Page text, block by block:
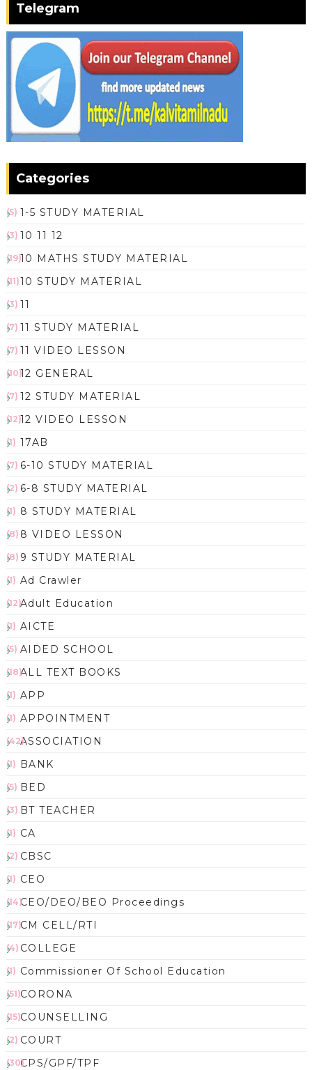
Telegram
Categories
1-5 STUDY MATERIAL
(5)
10 11 12
(3)
10 MATHS STUDY MATERIAL
(19)
10 STUDY MATERIAL
(11)
11
(3)
11 STUDY MATERIAL
(7)
11 VIDEO LESSON
(7)
12 GENERAL
(10)
12 STUDY MATERIAL
(7)
12 VIDEO LESSON
(12)
17AB
(1)
6-10 STUDY MATERIAL
(7)
6-8 STUDY MATERIAL
(2)
8 STUDY MATERIAL
(1)
8 VIDEO LESSON
(8)
9 STUDY MATERIAL
(8)
Ad Crawler
(1)
Adult Education
(12)
AICTE
(1)
AIDED SCHOOL
(5)
ALL TEXT BOOKS
(18)
APP
(1)
APPOINTMENT
(1)
ASSOCIATION
(42)
BANK
(1)
BED
(5)
BT TEACHER
(3)
CA
(1)
CBSC
(2)
CEO
(1)
CEO/DEO/BEO Proceedings
(14)
CM CELL/RTI
(17)
COLLEGE
(4)
Commissioner Of School Education
(1)
CORONA
(51)
COUNSELLING
(15)
COURT
(2)
CPS/GPF/TPF
(30)